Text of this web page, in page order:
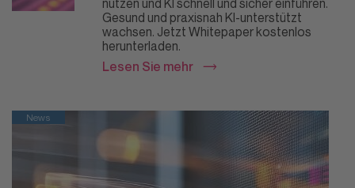
nutzen und KI schnell und sicher einführen.
Gesund und praxisnah KI-unterstützt
wachsen. Jetzt Whitepaper kostenlos
herunterladen.
Lesen Sie mehr
News